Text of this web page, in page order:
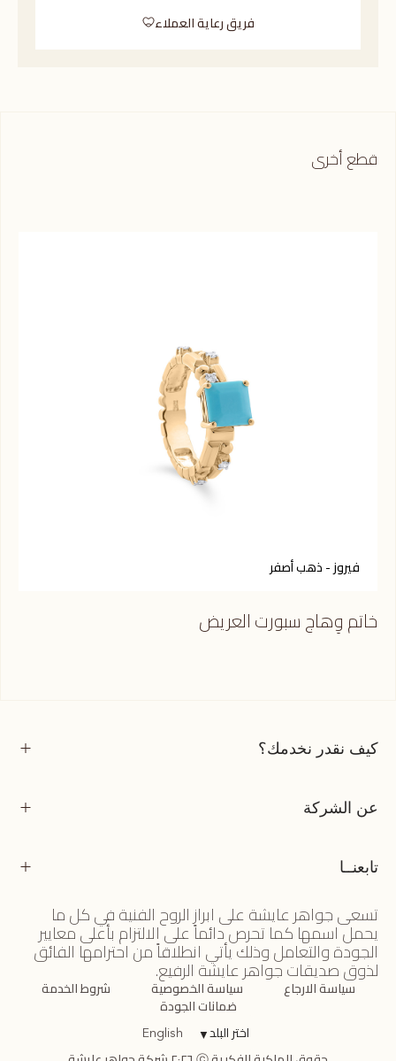
فريق رعاية العملاء
قطع أخرى
فيروز - ذهب أصفر
خاتم وِهاج سبورت العريض
كيف نقدر نخدمك؟
عن الشركة
تابعنــا
تسعى جواهر عايشة على ابراز الروح الفنية في كل ما
يحمل اسمها كما تحرص دائماً على الالتزام بأعلى معايير
الجودة والتعامل وذلك يأتي انطلاقاً من احترامها الفائق
لذوق صديقات جواهر عايشة الرفيع.
سياسة الارجاع سياسة الخصوصية شروط الخدمة
ضمانات الجودة
اختر البلد▼
English